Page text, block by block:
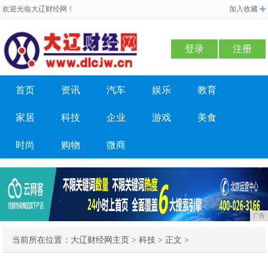
欢迎光临大辽财经网！ 加入收藏
登录 注册
首页 资讯 汽车 娱乐 教育
家居 科技 企业 游戏 美食
时尚 购物 微商
广告
当前所在位置： 大辽财经网主页 >科技 > 正文 >